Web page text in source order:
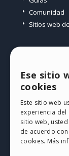
Comunidad
Sitios web
Mis post
Mis
Espacio
Mis
Ese sitio
cookies
Este sitio web
experiencia
sitio web,
de acuerdo
cookies. Más